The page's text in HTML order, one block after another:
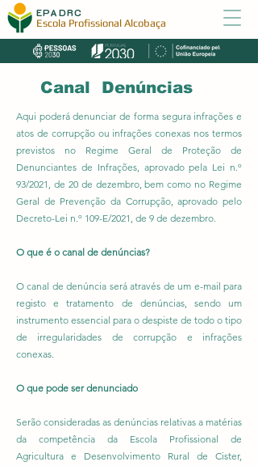
EPADRC
Escola Profissional Alcobaça
Canal Denúncias
Aqui poderá denunciar de forma segura infrações e
atos de corrupção ou infrações conexas nos termos
previstos no Regime Geral de Proteção de
Denunciantes de Infrações, aprovado pela Lei n.º
93/2021, de 20 de dezembro, bem como no Regime
Geral de Prevenção da Corrupção, aprovado pelo
Decreto-Lei n.º 109-E/2021, de 9 de dezembro.
O que é o canal de denúncias?
O canal de denúncia será através de um e-mail para
registo e tratamento de denúncias, sendo um
instrumento essencial para o despiste de todo o tipo
de irregularidades de corrupção e infrações
conexas.
O que pode ser denunciado
Serão consideradas as denúncias relativas a matérias
da competência da Escola Profissional de
Agricultura e Desenvolvimento Rural de Cister,